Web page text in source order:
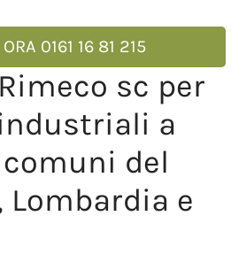
0161 16 81 215
sc per
a
del
Lombardia e